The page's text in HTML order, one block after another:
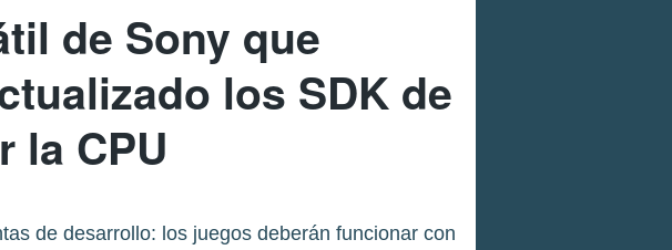
de Sony que
los SDK de
la CPU
de desarrollo: los juegos deberán funcionar con